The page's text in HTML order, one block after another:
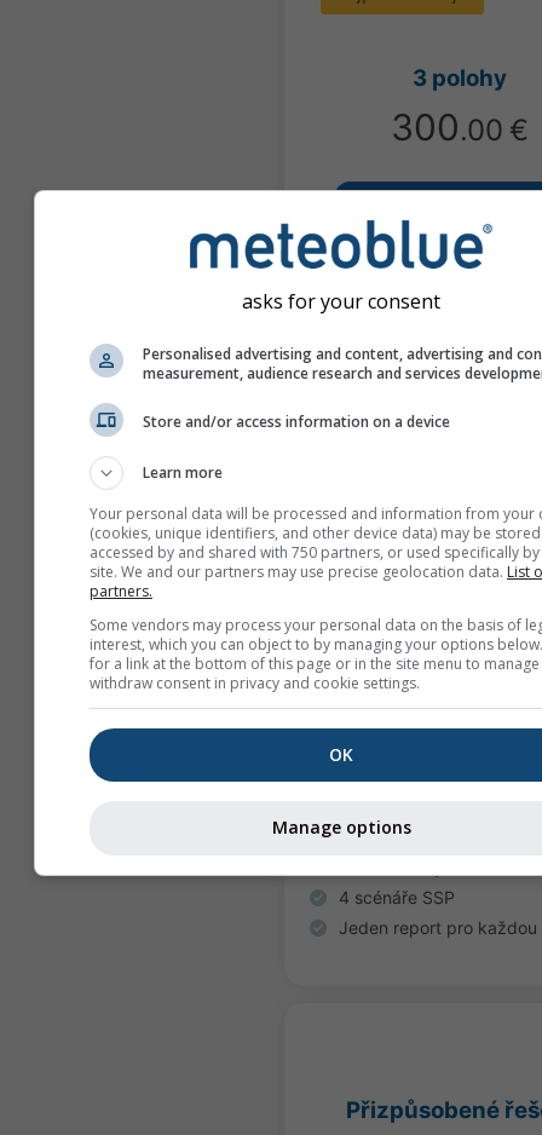
3 polohy
300.00 €
Produkt navržený pro
28 klimatických dimenzí
4 scénáře SSP
Jeden report pro každou
690.00€
předpisy
4 scénáře SSP
Jeden report pro každou
Přizpůsobené
asks for your consent
Personalised advertising and content, advertising and
measurement, audience research and services
Store and/or access information on a device
Learn more
Your personal data will be processed and information from your
(cookies, unique identifiers, and other device data) may be
accessed by and shared with 750 partners, or used specifically
site. We and our partners may use precise geolocation data. List
partners.
Some vendors may process your personal data on the basis of
interest, which you can object to by managing your options
for a link at the bottom of this page or in the site menu to
withdraw consent in privacy and cookie settings.
OK
Manage options